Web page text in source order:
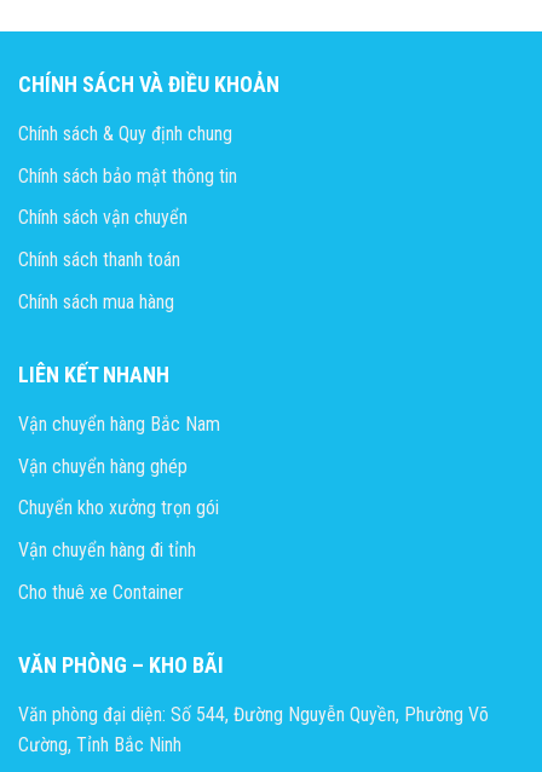
CHÍNH SÁCH VÀ ĐIỀU KHOẢN
Chính sách & Quy định chung
Chính sách bảo mật thông tin
Chính sách vận chuyển
Chính sách thanh toán
Chính sách mua hàng
LIÊN KẾT NHANH
Vận chuyển hàng Bắc Nam
Vận chuyển hàng ghép
Chuyển kho xưởng trọn gói
Vận chuyển hàng đi tỉnh
Cho thuê xe Container
VĂN PHÒNG – KHO BÃI
Văn phòng đại diện: Số 544, Đường Nguyễn Quyền, Phường Võ
Cường, Tỉnh Bắc Ninh